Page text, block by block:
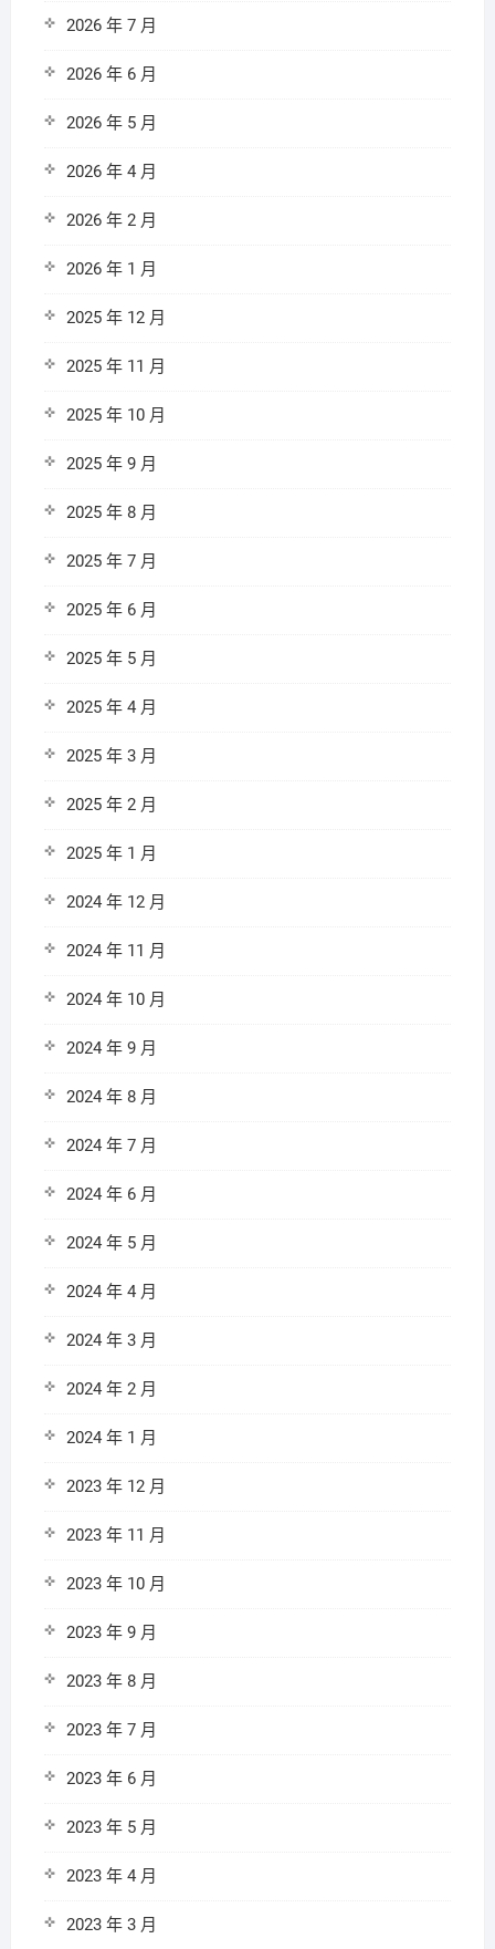
2026 年 7 月
2026 年 6 月
2026 年 5 月
2026 年 4 月
2026 年 2 月
2026 年 1 月
2025 年 12 月
2025 年 11 月
2025 年 10 月
2025 年 9 月
2025 年 8 月
2025 年 7 月
2025 年 6 月
2025 年 5 月
2025 年 4 月
2025 年 3 月
2025 年 2 月
2025 年 1 月
2024 年 12 月
2024 年 11 月
2024 年 10 月
2024 年 9 月
2024 年 8 月
2024 年 7 月
2024 年 6 月
2024 年 5 月
2024 年 4 月
2024 年 3 月
2024 年 2 月
2024 年 1 月
2023 年 12 月
2023 年 11 月
2023 年 10 月
2023 年 9 月
2023 年 8 月
2023 年 7 月
2023 年 6 月
2023 年 5 月
2023 年 4 月
2023 年 3 月